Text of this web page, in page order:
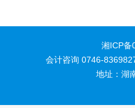
湘ICP备
会计咨询 0746-
地址：湖